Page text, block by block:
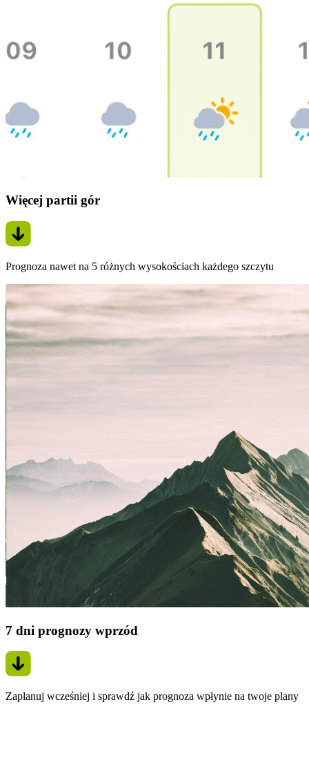
Więcej partii gór
Prognoza nawet na 5 różnych wysokościach każdego szczytu
7 dni prognozy wprzód
Zaplanuj wcześniej i sprawdź jak prognoza wpłynie na twoje plany